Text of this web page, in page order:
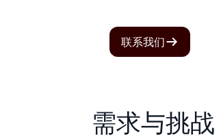
联系我们
需求与挑战